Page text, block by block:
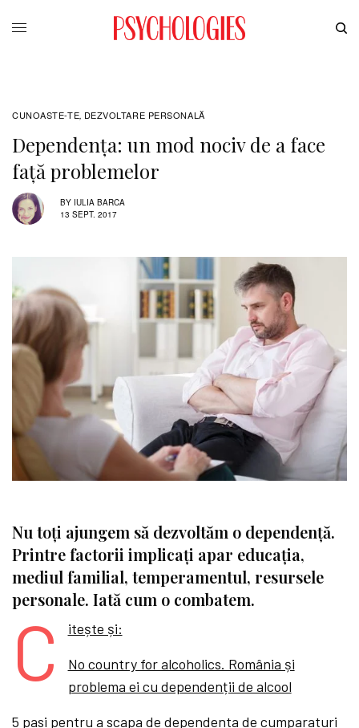
CUNOASTE-TE, DEZVOLTARE PERSONALĂ
Dependența: un mod nociv de a face
față problemelor
BY IULIA BARCA
13 SEPT. 2017
Nu toți ajungem să dezvoltăm o dependență.
Printre factorii implicați apar educația,
mediul familial, temperamentul, resursele
personale. Iată cum o combatem.
C
itește și:
No country for alcoholics. România și
problema ei cu dependenții de alcool
5 pasi pentru a scapa de dependenta de cumparaturi